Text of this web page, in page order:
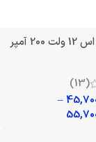
باتری یو پی اس 12 ولت 200 آمپر
(13)
–